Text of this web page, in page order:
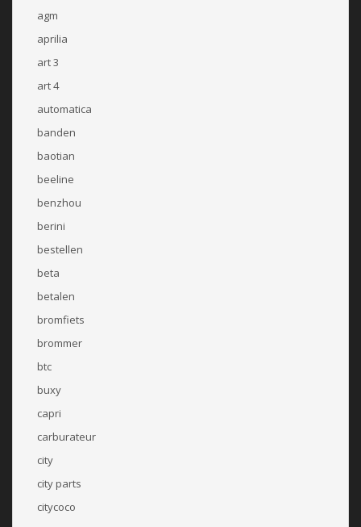
agm
aprilia
art 3
art 4
automatica
banden
baotian
beeline
benzhou
berini
bestellen
beta
betalen
bromfiets
brommer
btc
buxy
capri
carburateur
city
city parts
citycoco